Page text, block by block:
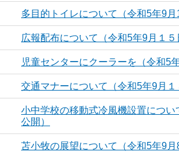
多目的トイレについて（令和5年9月
広報配布について（令和5年9月１５
児童センターにクーラーを（令和5
交通マナーについて（令和5年9月１
小中学校の移動式冷風機設置につい
公開）
苫小牧の展望について（令和5年9月